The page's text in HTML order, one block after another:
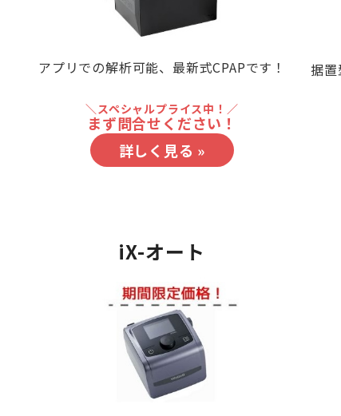
アプリでの解析可能、最新式CPAPです！
＼スペシャルプライス中！／
まず問合せください！
詳しく見る »
据置
iX-オート